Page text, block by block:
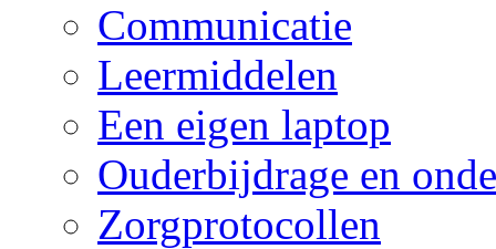
Communicatie
Leermiddelen
Een eigen laptop
Ouderbijdrage en
Zorgprotocollen